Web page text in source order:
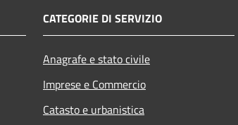
CATEGORIE DI SERVIZIO
Anagrafe e stato civile
Imprese e Commercio
Catasto e urbanistica